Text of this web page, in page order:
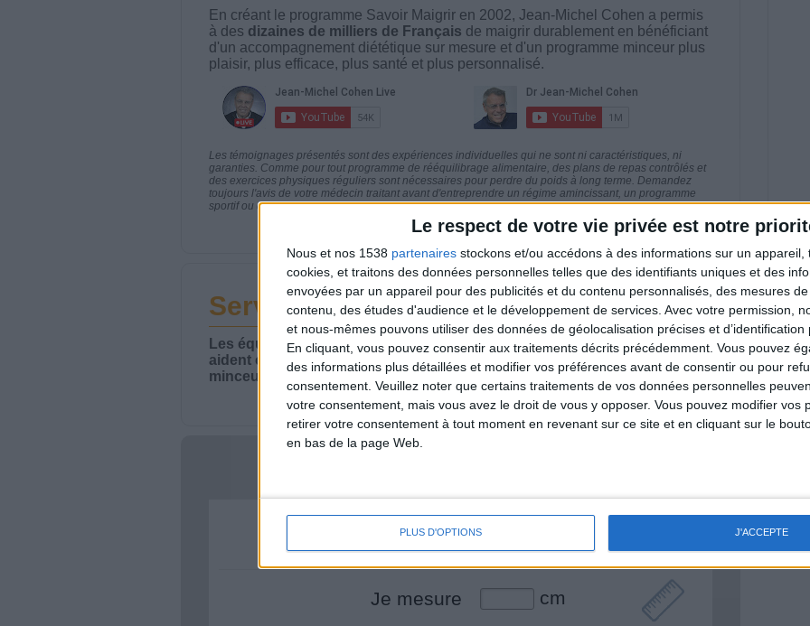
Le respect de votre vie privée est notre
Nous et nos 1538 partenaires stockons et/ou accédons à des informations sur un appareil,
cookies, et traitons des données personnelles telles que des identifiants uniques et des
envoyées par un appareil pour des publicités et du contenu personnalisés, des mesures
contenu, des études d'audience et le développement de services. Avec votre permission,
et nous-mêmes pouvons utiliser des données de géolocalisation précises et d’identification
En cliquant, vous pouvez consentir aux traitements décrits précédemment. Vous pouvez
des informations plus détaillées et modifier vos préférences avant de consentir ou pour
consentement. Veuillez noter que certains traitements de vos données personnelles
votre consentement, mais vous avez le droit de vous y opposer. Vous pouvez modifier vos
retirer votre consentement à tout moment en revenant sur ce site et en cliquant sur le
en bas de la page Web.
PLUS D'OPTIONS J'ACCEPTE
En créant le programme Savoir Maigrir en 2002, Jean-Michel Cohen a permis
à des dizaines de milliers de Français de maigrir durablement en bénéficiant
d'un accompagnement diététique sur mesure et d'un programme minceur plus
plaisir, plus efficace, plus santé et plus personnalisé.
Les témoignages présentés sont des expériences individuelles qui ne sont ni caractéristiques, ni
garanties. Comme pour tout programme de rééquilibrage alimentaire, des plans de repas contrôlés et
des exercices physiques réguliers sont nécessaires pour perdre du poids à long terme. Demandez
toujours l'avis de votre médecin traitant avant d'entreprendre un régime amincissant, un programme
sportif ou de modifier vos habitudes nutritionnelles.
Service-client & Motivation Voir tout
Les équipes du Service-client et de la Communauté Savoir Maigrir vous
aident chaque semaine à vous rapprocher sereinement de votre objectif
minceur.
Je suis
une femme
Je mesure cm